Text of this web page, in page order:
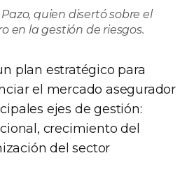
quien disertó sobre el
en la gestión de riesgos.
plan estratégico para
el mercado asegurador
ejes de gestión:
crecimiento del
del sector